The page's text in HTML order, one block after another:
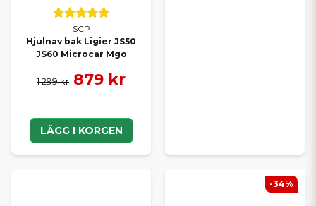
SCP
Hjulnav bak Ligier JS50
JS60 Microcar Mgo
1 299 kr 879 kr
LÄGG I KORGEN
-34%